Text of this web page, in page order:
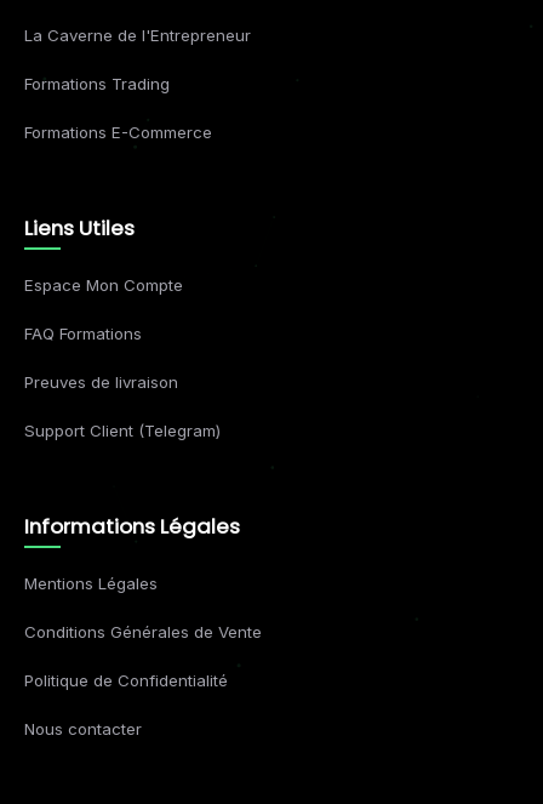
La Caverne de l'Entrepreneur
Formations Trading
Formations E-Commerce
Liens Utiles
Espace Mon Compte
FAQ Formations
Preuves de livraison
Support Client (Telegram)
Informations Légales
Mentions Légales
Conditions Générales de Vente
Politique de Confidentialité
Nous contacter